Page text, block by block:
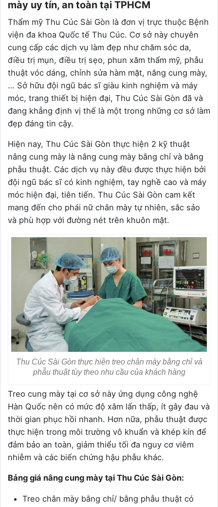
mày uy tín, an toàn tại TPHCM
Thẩm mỹ Thu Cúc Sài Gòn là đơn vị trực thuộc Bệnh
viện đa khoa Quốc tế Thu Cúc. Cơ sở này chuyên
cung cấp các dịch vụ làm đẹp như chăm sóc da,
điều trị mụn, điều trị sẹo, phun xăm thẩm mỹ, phẫu
thuật vóc dáng, chỉnh sửa hàm mặt, nâng cung mày,
… Sở hữu đội ngũ bác sĩ giàu kinh nghiệm và máy
móc, trang thiết bị hiện đại, Thu Cúc Sài Gòn đã và
đang khẳng định vị thế là một trong những cơ sở làm
đẹp đáng tin cậy.
Hiện nay, Thu Cúc Sài Gòn thực hiện 2 kỹ thuật
nâng cung mày là nâng cung mày bằng chỉ và bằng
phẫu thuật. Các dịch vụ này đều được thực hiện bởi
đội ngũ bác sĩ có kinh nghiệm, tay nghề cao và máy
móc hiện đại, tiên tiến. Thu Cúc Sài Gòn cam kết
mang đến cho phái nữ chân mày tự nhiên, sắc sảo
và phù hợp với đường nét trên khuôn mặt.
Thu Cúc Sài Gòn thực hiện treo chân mày bằng chỉ và
phẫu thuật tùy theo nhu cầu của khách hàng
Treo cung mày tại cơ sở này ứng dụng công nghệ
Hàn Quốc nên có mức độ xâm lấn thấp, ít gây đau và
thời gian phục hồi nhanh. Hơn nữa, phẫu thuật được
thực hiện trong môi trường vô khuẩn và khép kín để
đảm bảo an toàn, giảm thiểu tối đa nguy cơ viêm
nhiễm và các biến chứng hậu phẫu khác.
Bảng giá nâng cung mày tại Thu Cúc Sài Gòn:
Treo chân mày bằng chỉ/ bằng phẫu thuật có